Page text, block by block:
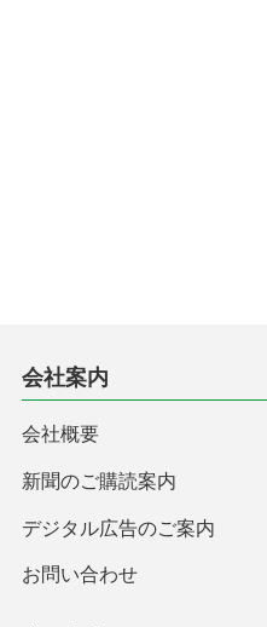
会社案内
会社概要
新聞のご購読案内
デジタル広告のご案内
お問い合わせ